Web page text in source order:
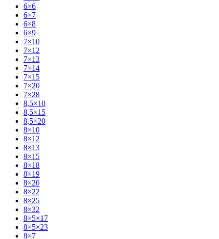
6×6
6×7
6×8
6×9
7×10
7×12
7×13
7×14
7×15
7×20
7×28
8,5×10
8,5×15
8,5×20
8×10
8×12
8×13
8×15
8×18
8×19
8×20
8×22
8×25
8×32
8×5×17
8×5×23
8×7